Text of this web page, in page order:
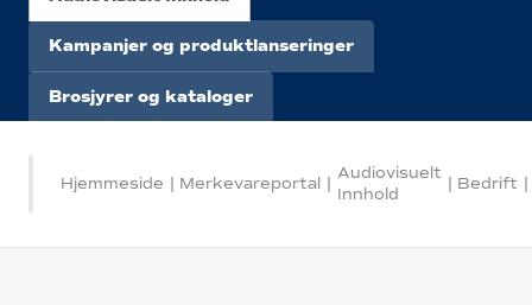
Kampanjer og produktlanseringer
Brosjyrer og kataloger
Hjemmeside | Merkevareportal |
Audiovisuelt
Innhold
| Bedrift |